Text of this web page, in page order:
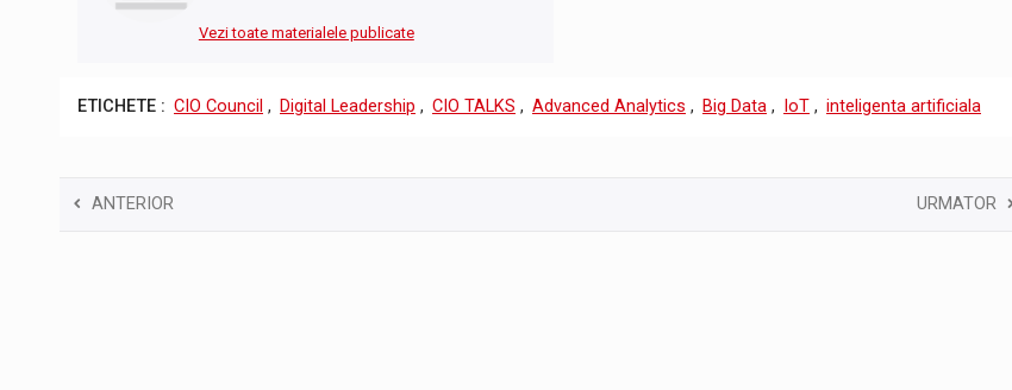
Vezi toate materialele publicate
ETICHETE : CIO Council , Digital Leadership , CIO TALKS , Advanced Analytics , Big Data , IoT , inteligenta artificiala
ANTERIOR URMATOR